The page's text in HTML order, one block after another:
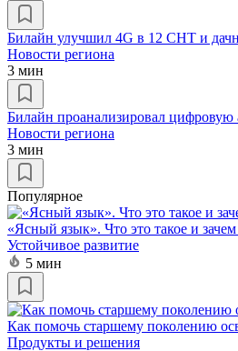
Билайн улучшил 4G в 12 СНТ и
Новости региона
3 мин
Билайн проанализировал
Новости региона
3 мин
Популярное
«Ясный язык». Что это такое и
Устойчивое развитие
5 мин
Как помочь старшему поколению
Продукты и решения